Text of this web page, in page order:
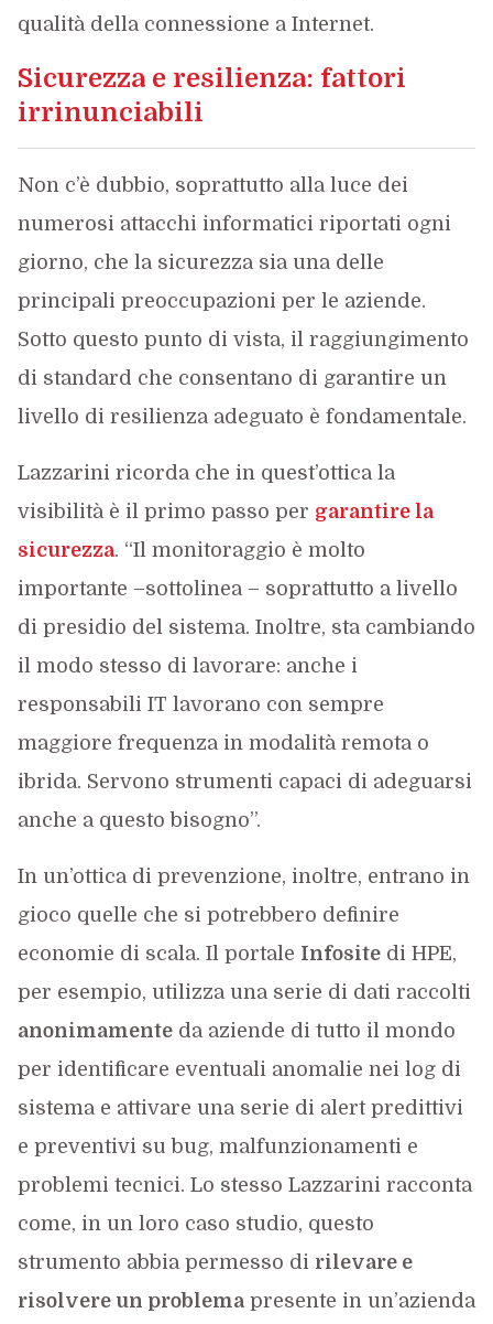
qualità della connessione a Internet.
Sicurezza e resilienza: fattori
irrinunciabili
Non c’è dubbio, soprattutto alla luce dei
numerosi attacchi informatici riportati ogni
giorno, che la sicurezza sia una delle
principali preoccupazioni per le aziende.
Sotto questo punto di vista, il raggiungimento
di standard che consentano di garantire un
livello di resilienza adeguato è fondamentale.
Lazzarini ricorda che in quest’ottica la
visibilità è il primo passo per garantire la
sicurezza. “Il monitoraggio è molto
importante –sottolinea – soprattutto a livello
di presidio del sistema. Inoltre, sta cambiando
il modo stesso di lavorare: anche i
responsabili IT lavorano con sempre
maggiore frequenza in modalità remota o
ibrida. Servono strumenti capaci di adeguarsi
anche a questo bisogno”.
In un’ottica di prevenzione, inoltre, entrano in
gioco quelle che si potrebbero definire
economie di scala. Il portale Infositedi HPE,
per esempio, utilizza una serie di dati raccolti
anonimamenteda aziende di tutto il mondo
per identificare eventuali anomalie nei log di
sistema e attivare una serie di alert predittivi
e preventivi su bug, malfunzionamenti e
problemi tecnici. Lo stesso Lazzarini racconta
come, in un loro caso studio, questo
strumento abbia permesso di rilevare e
risolvere un problemapresente in un’azienda